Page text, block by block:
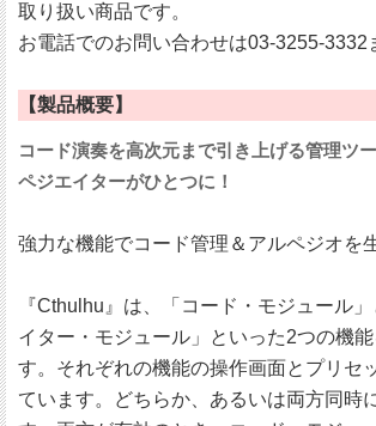
取り扱い商品です。
お電話でのお問い合わせは03-3255-3332
【製品概要】
コード演奏を高次元まで引き上げる管理ツ
ペジエイターがひとつに！
強力な機能でコード管理＆アルペジオを
『Cthulhu』は、「コード・モジュール
イター・モジュール」といった2つの機
す。それぞれの機能の操作画面とプリセ
ています。どちらか、あるいは両方同時